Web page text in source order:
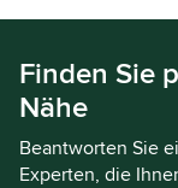
Finden Sie
Nähe
Beantworten Sie
Experten, die